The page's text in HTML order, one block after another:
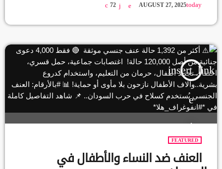
today
AUGUST 27, 2025
72
insert_link
FEATURED
العنف ضد النساء والأطفال في